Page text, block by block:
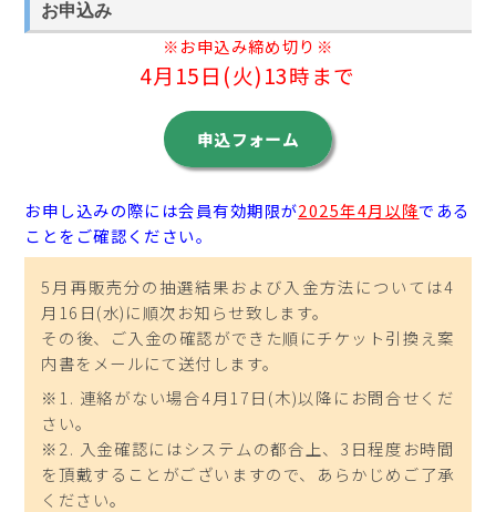
お申込み
※お申込み締め切り※
4月15日(火)13時まで
申込フォーム
お申し込みの際には会員有効期限が2025年4月以降である
ことをご確認ください。
5月再販売分の抽選結果および入金方法については4
月16日(水)に順次お知らせ致します。
その後、ご入金の確認ができた順にチケット引換え案
内書をメールにて送付します。
※1. 連絡がない場合4月17日(木)以降にお問合せくだ
さい。
※2. 入金確認にはシステムの都合上、3日程度お時間
を頂戴することがございますので、あらかじめご了承
ください。